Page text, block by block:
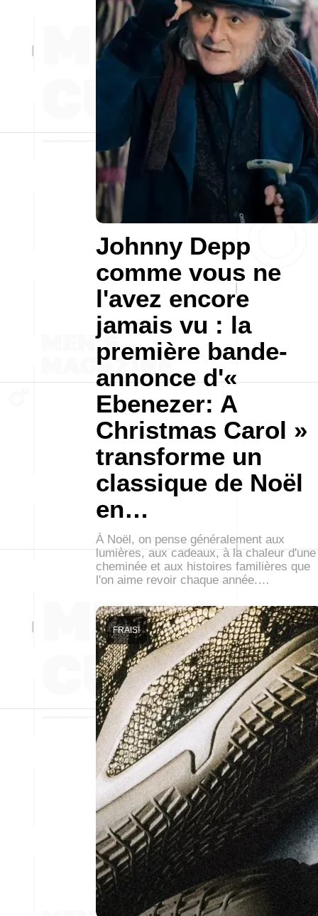
Johnny Depp
comme vous ne
l'avez encore
jamais vu : la
première bande-
annonce d'«
Ebenezer: A
Christmas Carol »
transforme un
classique de Noël
en…
À Noël, on pense généralement aux
lumières, aux cadeaux, à la chaleur d'une
cheminée et aux histoires familières que
l'on aime revoir chaque année.…
FRAIS!